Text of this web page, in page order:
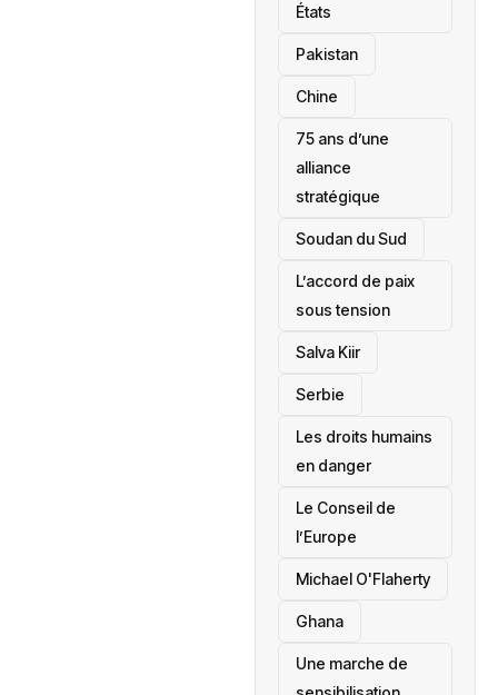
États
‎Pakistan
Chine
75 ans d’une
alliance
stratégique
‎Soudan du Sud
L’accord de paix
sous tension
Salva Kiir
‎Serbie
Les droits humains
en danger
‎Le Conseil de
l’Europe
Michael O'Flaherty
‎Ghana
Une marche de